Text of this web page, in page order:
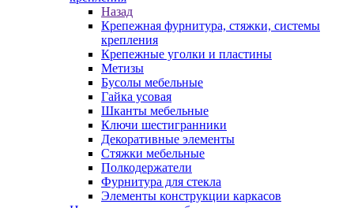
Назад
Крепежная фурнитура, стяжки, системы
крепления
Крепежные уголки и пластины
Метизы
Бусолы мебельные
Гайка усовая
Шканты мебельные
Ключи шестигранники
Декоративные элементы
Стяжки мебельные
Полкодержатели
Фурнитура для стекла
Элементы конструкции каркасов